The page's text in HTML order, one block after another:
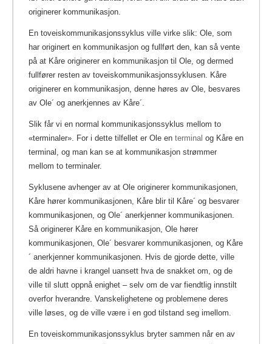
originerer kommunikasjon.
En toveiskommunikasjonssyklus ville virke slik: Ole, som
har originert en kommunikasjon og fullført den, kan så vente
på at Kåre originerer en kommunikasjon til Ole, og dermed
fullfører resten av toveiskommunikasjonssyklusen. Kåre
originerer en kommunikasjon, denne høres av Ole, besvares
av Ole´ og anerkjennes av Kåre´.
Slik får vi en normal kommunikasjonssyklus mellom to
«terminaler». For i dette tilfellet er Ole en terminal og Kåre en
terminal, og man kan se at kommunikasjon strømmer
mellom to terminaler.
Syklusene avhenger av at Ole originerer kommunikasjonen,
Kåre hører kommunikasjonen, Kåre blir til Kåre´ og besvarer
kommunikasjonen, og Ole´ anerkjenner kommunikasjonen.
Så originerer Kåre en kommunikasjon, Ole hører
kommunikasjonen, Ole´ besvarer kommunikasjonen, og Kåre
´ anerkjenner kommunikasjonen. Hvis de gjorde dette, ville
de aldri havne i krangel uansett hva de snakket om, og de
ville til slutt oppnå enighet – selv om de var fiendtlig innstilt
overfor hverandre. Vanskelighetene og problemene deres
ville løses, og de ville være i en god tilstand seg imellom.
En toveiskommunikasjonssyklus bryter sammen når en av